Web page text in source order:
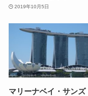
2019年10月5日
マリーナベイ・サンズ